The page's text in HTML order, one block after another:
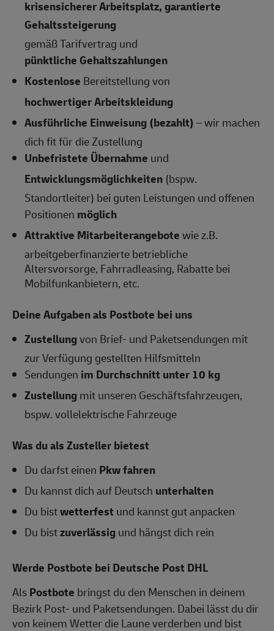
krisensicherer Arbeitsplatz, garantierte
Gehaltssteigerung
gemäß Tarifvertrag und
pünktliche Gehaltszahlungen
Kostenlose Bereitstellung von
hochwertiger Arbeitskleidung
Ausführliche Einweisung (bezahlt)– wir machen
dich fit für die Zustellung
Unbefristete Übernahme und
Entwicklungsmöglichkeiten (bspw.
Standortleiter) bei guten Leistungen und offenen
Positionen möglich
Attraktive Mitarbeiterangebotewie z.B.
arbeitgeberfinanzierte betriebliche
Altersvorsorge, Fahrradleasing, Rabatte bei
Mobilfunkanbietern, etc.
Deine Aufgaben als Postbote bei uns
Zustellungvon Brief- und Paketsendungen mit
zur Verfügung gestellten Hilfsmitteln
Sendungen im Durchschnitt unter 10 kg
Zustellungmit unseren Geschäftsfahrzeugen,
bspw. vollelektrische Fahrzeuge
Was du als Zusteller bietest
Du darfst einen Pkw fahren
Du kannst dich auf Deutsch unterhalten
Du bistwetterfest und kannst gut anpacken
Du bistzuverlässigund hängst dich rein
Werde Postbote bei Deutsche Post DHL
AlsPostbote bringst du den Menschen in deinem
Bezirk Post- und Paketsendungen. Dabei lässt du dir
von keinem Wetter die Laune verderben und bist